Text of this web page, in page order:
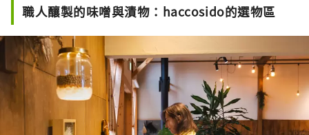
職人釀製的味噌與漬物：haccosido的選物區